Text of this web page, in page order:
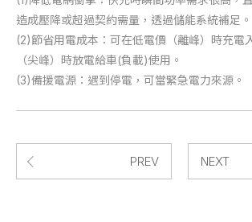
造成壓降或超過契約需量，透過儲能系統補足。
(2)節省用電成本：可在低電價（離峰）時充電
（尖峰）時放電給車(負載)使用。
(3)備援電源：遇到停電，可當緊急電力來源。
PREV NEXT